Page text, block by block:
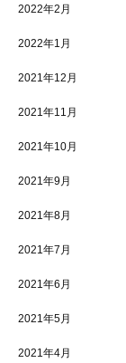
2022年2月
2022年1月
2021年12月
2021年11月
2021年10月
2021年9月
2021年8月
2021年7月
2021年6月
2021年5月
2021年4月